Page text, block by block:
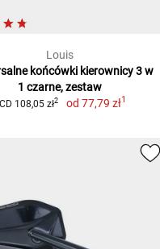
Louis
końcówki kierownicy 3 w
1 czarne, zestaw
108,05 zł2 od 77,79 zł1